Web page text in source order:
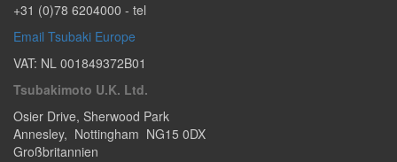
+31 (0)78 6204000 - tel
Email Tsubaki Europe
VAT: NL 001849372B01
Tsubakimoto U.K. Ltd.
Osier Drive, Sherwood Park
Annesley, Nottingham NG15 0DX
Großbritannien​